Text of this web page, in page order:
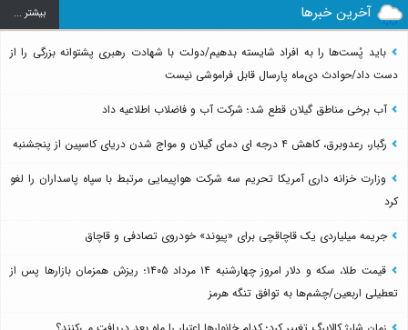
آخرین خبرها بيشتر ...
باید پُست‌ها را به افراد شایسته بدهیم/دولت با شهادت رهبری پشتوانه بزرگی را از
دست داد/حوادث دی‌ماه پارسال قابل فراموشی نیست
آب برخی مناطق گیلان قطع شد؛ شرکت آب و فاضلاب اطلاعیه داد
رگبار، رعدوبرق، کاهش ۴ درجه ای دمای گیلان و مواج شدن دریای کاسپین از پنجشنبه
وزارت خزانه داری آمریکا تحریم سه شرکت هواپیمایی مرتبط با سپاه پاسداران را لغو
کرد
جریمه میلیاردی یک قاچاقچی برای «پیوند» خودروی تصادفی و قاچاق
قیمت طلا، سکه و دلار امروز چهارشنبه ۱۴ مرداد ۱۴۰۵؛ ریزش همزمان بازارها پس از
تعطیلی اربعین/چشم‌ها به توافق تنگه هرمز